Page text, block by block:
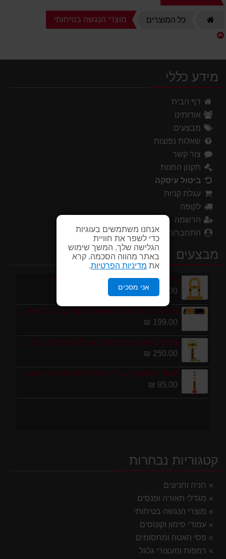
אנחנו משתמשים בעוגיות
כדי לשפר את חוויית
הגלישה שלך. המשך שימוש
באתר מהווה הסכמה. קרא
את מדיניות הפרטיות.
אני מסכים
כל המוצרים מוצרי הנגשה בטיחותי
מידע כללי
דף הבית
אודותינו
מבצעים
שאלות נפוצות
צור קשר
תקנון החנות
ביטול עיסקה
עגלת קניות
לקופה
הרשמה
התחברות
מבצעים
מחסום לחניה צורת U במבצע מטורף!
175.00 ₪
חבילת 1 מטר פסי האטה 10 קמ''ש כולל סופיות מפלסטיק
199.00 ₪
מחסום חניה פרטי כולל מנעול ומפתחות גובה 70 ס"מ
250.00 ₪
עמוד סימון גמיש 75 ס''מ ECO תוצרת אירופה
95.00 ₪
קטגוריות נבחרות
חניה וחניונים
מגדלי תאורה ופנסים
מוצרי הנגשה בטיחותי
עמודי סימון וקונוסים
פסי האטה ומחסומים
רמפות ומעצורי גלגל